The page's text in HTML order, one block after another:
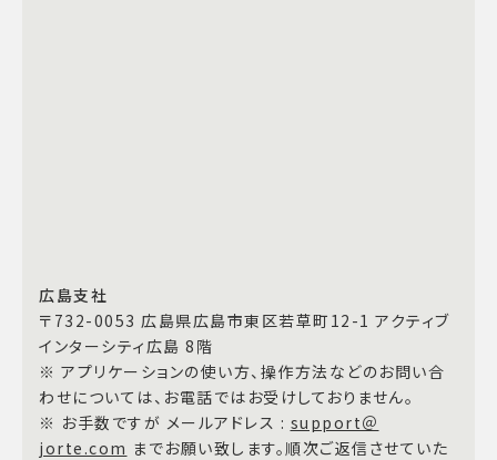
広島支社
〒732-0053 広島県広島市東区若草町12-1 アクティブ
インターシティ広島 8階
※ アプリケーションの使い方、操作方法などのお問い合
わせについては、お電話ではお受けしておりません。
※ お手数ですが メールアドレス : support＠
jorte.com までお願い致します。順次ご返信させていた